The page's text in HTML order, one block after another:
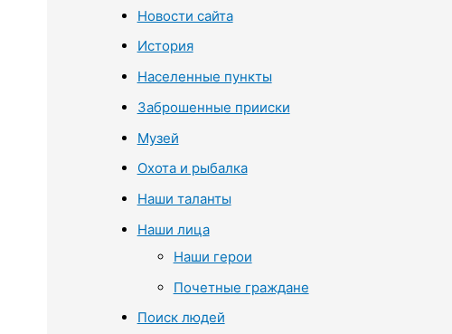
Новости сайта
История
Населенные пункты
Заброшенные прииски
Музей
Охота и рыбалка
Наши таланты
Наши лица
Наши герои
Почетные граждане
Поиск людей